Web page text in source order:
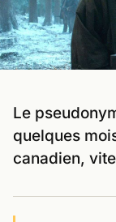
Le
quelques
canadien,